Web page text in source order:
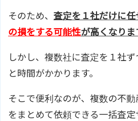
そのため、 査定を１社だけに任
の損をする可能性が高くなりま
しかし、複数社に査定を１社
と時間がかかります。
そこで便利なのが、複数の不
をまとめて依頼できる一括査定